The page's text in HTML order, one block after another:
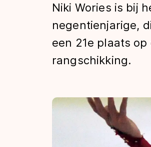
Tijden &
De weg
Niki Wories is bij
negentienjarige,
een 21e plaats
rangschikking.